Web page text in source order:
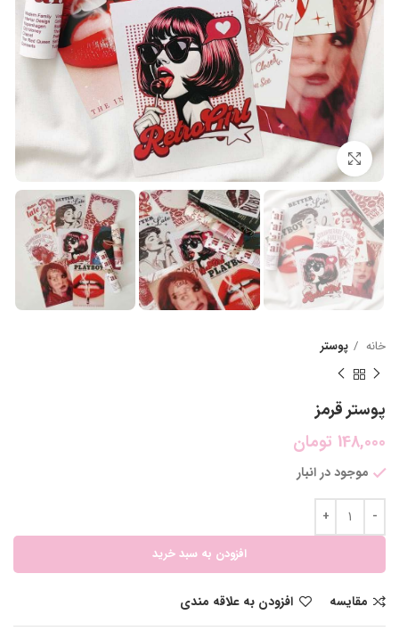
بزرگنمایی تصویر
خانه پوستر
پوستر قرمز
148,000 تومان
موجود در انبار
افزودن به سبد خرید
مقایسه افزودن به علاقه مندی